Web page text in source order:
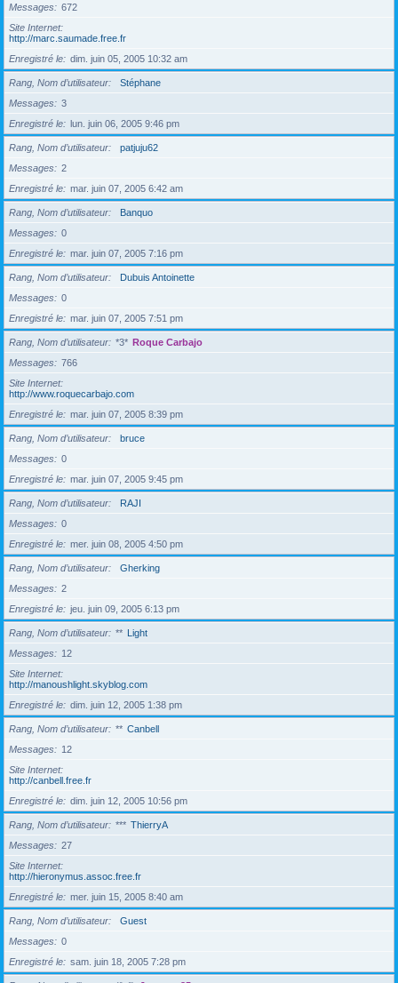
Messages
672
Site Internet
http://marc.saumade.free.fr
Enregistré le
dim. juin 05, 2005 10:32 am
Rang, Nom d’utilisateur
Stéphane
Messages
3
Enregistré le
lun. juin 06, 2005 9:46 pm
Rang, Nom d’utilisateur
patjuju62
Messages
2
Enregistré le
mar. juin 07, 2005 6:42 am
Rang, Nom d’utilisateur
Banquo
Messages
0
Enregistré le
mar. juin 07, 2005 7:16 pm
Rang, Nom d’utilisateur
Dubuis Antoinette
Messages
0
Enregistré le
mar. juin 07, 2005 7:51 pm
Rang, Nom d’utilisateur *3* Roque Carbajo
Messages
766
Site Internet
http://www.roquecarbajo.com
Enregistré le
mar. juin 07, 2005 8:39 pm
Rang, Nom d’utilisateur
bruce
Messages
0
Enregistré le
mar. juin 07, 2005 9:45 pm
Rang, Nom d’utilisateur
RAJI
Messages
0
Enregistré le
mer. juin 08, 2005 4:50 pm
Rang, Nom d’utilisateur
Gherking
Messages
2
Enregistré le
jeu. juin 09, 2005 6:13 pm
Rang, Nom d’utilisateur ** Light
Messages
12
Site Internet
http://manoushlight.skyblog.com
Enregistré le
dim. juin 12, 2005 1:38 pm
Rang, Nom d’utilisateur ** Canbell
Messages
12
Site Internet
http://canbell.free.fr
Enregistré le
dim. juin 12, 2005 10:56 pm
Rang, Nom d’utilisateur *** ThierryA
Messages
27
Site Internet
http://hieronymus.assoc.free.fr
Enregistré le
mer. juin 15, 2005 8:40 am
Rang, Nom d’utilisateur
Guest
Messages
0
Enregistré le
sam. juin 18, 2005 7:28 pm